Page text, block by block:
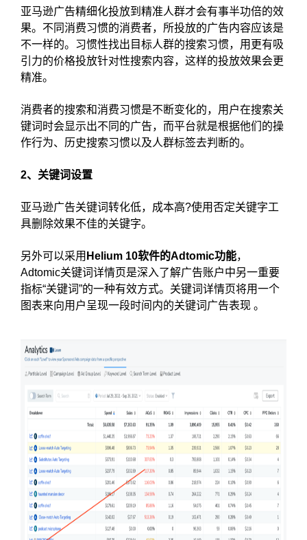
亚马逊广告精细化投放到精准人群才会有事半功倍的效
果。不同消费习惯的消费者，所投放的广告内容应该是
不一样的。习惯性找出目标人群的搜索习惯，用更有吸
引力的价格投放针对性搜索内容，这样的投放效果会更
精准。
消费者的搜索和消费习惯是不断变化的，用户在搜索关
键词时会显示出不同的广告，而平台就是根据他们的操
作行为、历史搜索习惯以及人群标签去判断的。
2、关键词设置
亚马逊广告关键词转化低，成本高?使用否定关键字工
具删除效果不佳的关键字。
另外可以采用 Helium 10软件的Adtomic功能，
Adtomic关键词详情页是深入了解广告账户中另一重要
指标“关键词”的一种有效方式。关键词详情页将用一个
图表来向用户呈现一段时间内的关键词广告表现 。